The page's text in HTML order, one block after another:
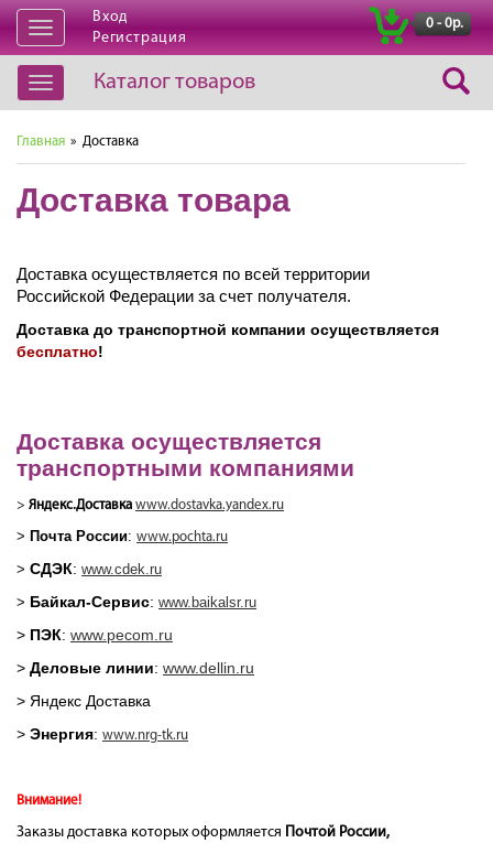
Открыть
навигацию
Вход
Регистрация
0 - 0р.
Открыть
навигацию
Каталог товаров
Главная » Доставка
Доставка товара
Доставка осуществляется по всей территории
Российской Федерации за счет получателя.
Доставка до транспортной компании осуществляется
бесплатно!
Доставка осуществляется
транспортными компаниями
> Яндекс.Доставка www.dostavka.yandex.ru
> Почта России: www.pochta.ru
> СДЭК: www.cdek.ru
> Байкал-Сервис: www.baikalsr.ru
> ПЭК: www.pecom.ru
> Деловые линии: www.dellin.ru
> Яндекс Доставка
> Энергия: www.nrg-tk.ru
Внимание!
Заказы доставка которых оформляется Почтой России,